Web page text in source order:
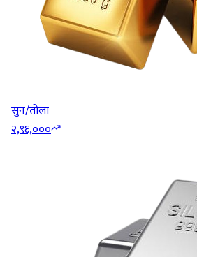
सुन/तोला
२,९६,०००